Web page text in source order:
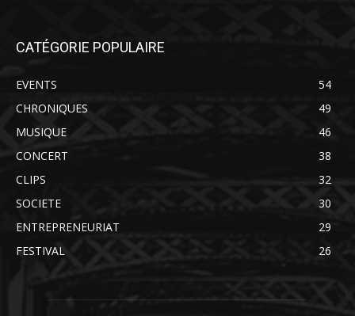
CATÉGORIE POPULAIRE
EVENTS
54
CHRONIQUES
49
MUSIQUE
46
CONCERT
38
CLIPS
32
SOCIETE
30
ENTREPRENEURIAT
29
FESTIVAL
26